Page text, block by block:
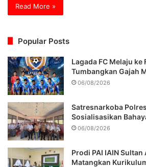
Read More »
Popular Posts
Lagada FC Melaju ke
Tumbangkan Gajah
06/08/2026
Satresnarkoba
Sosialisasikan
06/08/2026
Prodi PAI IAIN
Matangkan